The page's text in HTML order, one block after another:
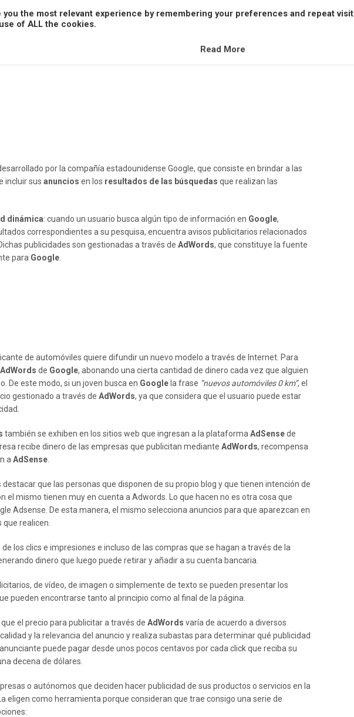
A B C D E F G H I J K L M
por la compañía estadounidense Google, que consiste en brindar a las
incluir sus anuncios en los resultados de las búsquedas que realizan las
dinámica: cuando un usuario busca algún tipo de información en Google,
correspondientes a su pesquisa, encuentra avisos publicitarios relacionados
publicidades son gestionadas a través de AdWords, que constituye la fuente
para Google
de automóviles quiere difundir un nuevo modelo a través de Internet. Para
AdWords de Google, abonando una cierta cantidad de dinero cada vez que alguien
De este modo, si un joven busca en Google la frase “nuevos automóviles 0 km”, el
gestionado a través de AdWords, ya que considera que el usuario puede estar
también se exhiben en los sitios web que ingresan a la plataforma AdSensede
recibe dinero de las empresas que publicitan mediante AdWords, recompensa
a AdSense
destacar que las personas que disponen de su propio blog y que tienen intención de
el mismo tienen muy en cuenta a Adwords. Lo que hacen no es otra cosa que
Adsense. De esta manera, el mismo selecciona anuncios para que aparezcan en
realicen.
los clics e impresiones e incluso de las compras que se hagan a través de la
dinero que luego puede retirar y añadir a su cuenta bancaria.
de vídeo, de imagen o simplemente de texto se pueden presentar los
pueden encontrarse tanto al principio como al final de la página.
el precio para publicitar a través de AdWords varía de acuerdo a diversos
y la relevancia del anuncio y realiza subastas para determinar qué publicidad
puede pagar desde unos pocos centavos por cada click que reciba su
decena de dólares.
o autónomos que deciden hacer publicidad de sus productos o servicios en la
eligen como herramienta porque consideran que trae consigo una serie de
the most relevant experience by remembering your preferences and repeat
of ALL the cookies.
Read More